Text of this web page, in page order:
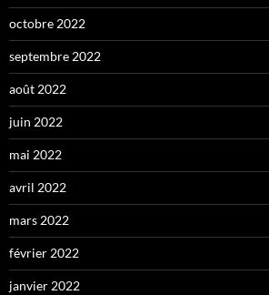
octobre 2022
septembre 2022
août 2022
juin 2022
mai 2022
avril 2022
mars 2022
février 2022
janvier 2022